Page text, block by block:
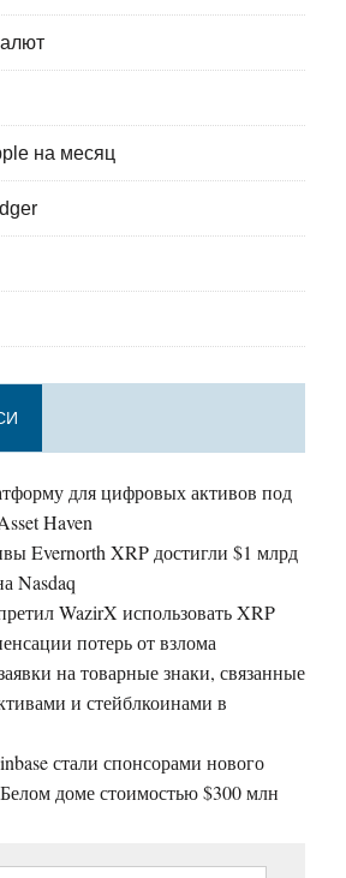
на месяц
для цифровых активов под
Haven
Evernorth XRP достигли $1 млрд
Nasdaq
WazirX использовать XRP
потерь от взлома
на товарные знаки, связанные
и стейблкоинами в
стали спонсорами нового
доме стоимостью $300 млн